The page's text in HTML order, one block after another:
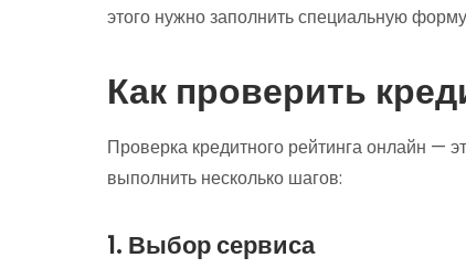
этого нужно заполнить специальную
Как проверить
Проверка кредитного рейтинга онлайн —
выполнить несколько шагов:
1. Выбор сервиса